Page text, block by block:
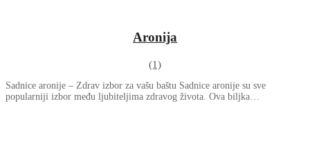
Aronija
(1)
Sadnice aronije – Zdrav izbor za vašu baštu Sadnice aronije su sve
popularniji izbor među ljubiteljima zdravog života. Ova biljka…